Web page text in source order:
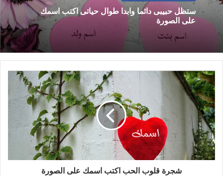
ستظل حبيبى دائما وابدا طوال حياتى اكتب اسمك
على الصورة
شجرة قلوب الحب اكتب اسمك على الصورة